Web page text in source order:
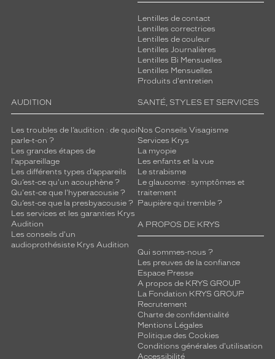
Lentilles de contact
Lentilles correctrices
Lentilles de couleur
Lentilles Journalières
Lentilles Bi Mensuelles
Lentilles Mensuelles
Produits d'entretien
AUDITION
Les troubles de l’audition : de quoi
parle-t-on ?
Les grandes étapes de
l'appareillage
Les différents types d’appareils
Qu’est-ce qu'un acouphène ?
Qu'est-ce que l'hyperacousie ?
Qu’est-ce que la presbyacousie ?
Les services et les garanties Krys
Audition
Les conseils d'un
audioprothésiste Krys Audition
SANTÉ, STYLES ET SERVICES
Nos Conseils Visagisme
Services Krys
La myopie
Les enfants et la vue
Le strabisme
Le glaucome : symptômes et
traitement
Paupière qui tremble ?
A PROPOS DE KRYS
Qui sommes-nous ?
Les preuves de la confiance
Espace Presse
A propos de KRYS GROUP
La Fondation KRYS GROUP
Recrutement
Charte de confidentialité
Mentions Légales
Politique des Cookies
Conditions générales d'utilisation
Accessibilité